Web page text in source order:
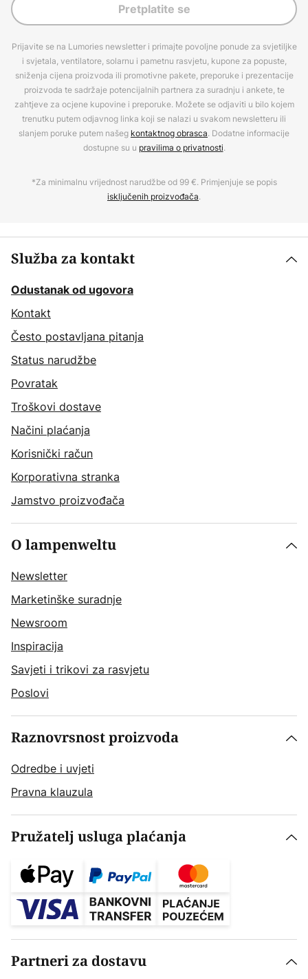
Pretplatite se
Prijavite se na Lumories newsletter i primajte povoljne ponude za svjetiljke
i svjetala, ventilatore, solarnu i pametnu rasvjetu, kupone za popuste,
sniženja cijena proizvoda ili promotivne pakete, preporuke i prezentacije
proizvoda te sadržaje potencijalnih partnera za suradnju i ankete, te
zahtjeve za ocjene kupovine i preporuke. Možete se odjaviti u bilo kojem
trenutku putem odjavnog linka koji se nalazi u svakom newsletteru ili
slanjem poruke putem našeg kontaktnog obrasca. Dodatne informacije
dostupne su u pravilima o privatnosti.
*Za minimalnu vrijednost narudžbe od 99 €. Primjenjuje se popis
isključenih proizvođača.
Služba za kontakt
Odustanak od ugovora
Kontakt
Često postavljana pitanja
Status narudžbe
Povratak
Troškovi dostave
Načini plaćanja
Korisnički račun
Korporativna stranka
Jamstvo proizvođača
O lampenweltu
Newsletter
Marketinške suradnje
Newsroom
Inspiracija
Savjeti i trikovi za rasvjetu
Poslovi
Raznovrsnost proizvoda
Odredbe i uvjeti
Pravna klauzula
Pružatelj usluga plaćanja
Partneri za dostavu